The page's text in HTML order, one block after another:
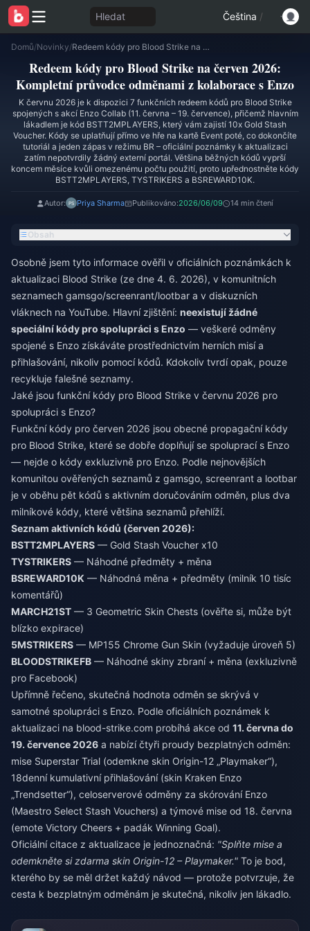
Hledat Čeština /
Domů/Novinky/ Redeem kódy pro Blood Strike na červen 2026: Kompletní průvodce odměnami z kolaborace s Enzo
Redeem kódy pro Blood Strike na červen 2026:
Kompletní průvodce odměnami z kolaborace s Enzo
K červnu 2026 je k dispozici 7 funkčních redeem kódů pro Blood Strike
spojených s akcí Enzo Collab (11. června – 19. července), přičemž hlavním
lákadlem je kód BSTT2MPLAYERS, který vám zajistí 10x Gold Stash
Voucher. Kódy se uplatňují přímo ve hře na kartě Event poté, co dokončíte
tutoriál a jeden zápas v režimu BR – oficiální poznámky k aktualizaci
zatím nepotvrdily žádný externí portál. Většina běžných kódů vyprší
koncem měsíce kvůli omezenému počtu použití, proto upřednostněte kódy
BSTT2MPLAYERS, TYSTRIKERS a BSREWARD10K.
Autor: Priya Sharma Publikováno:2026/06/09 14 min čtení
Obsah
Osobně jsem tyto informace ověřil v oficiálních poznámkách k
aktualizaci Blood Strike (ze dne 4. 6. 2026), v komunitních
seznamech gamsgo/screenrant/lootbar a v diskuzních
vláknech na YouTube. Hlavní zjištění: neexistují žádné
speciální kódy pro spolupráci s Enzo — veškeré odměny
spojené s Enzo získáváte prostřednictvím herních misí a
přihlašování, nikoliv pomocí kódů. Kdokoliv tvrdí opak, pouze
recykluje falešné seznamy.
Jaké jsou funkční kódy pro Blood Strike v červnu 2026 pro
spolupráci s Enzo?
Funkční kódy pro červen 2026 jsou obecné propagační kódy
pro Blood Strike, které se dobře doplňují se spoluprací s Enzo
— nejde o kódy exkluzivně pro Enzo. Podle nejnovějších
komunitou ověřených seznamů z gamsgo, screenrant a lootbar
je v oběhu pět kódů s aktivním doručováním odměn, plus dva
milníkové kódy, které většina seznamů přehlíží.
Seznam aktivních kódů (červen 2026):
BSTT2MPLAYERS — Gold Stash Voucher x10
TYSTRIKERS — Náhodné předměty + měna
BSREWARD10K — Náhodná měna + předměty (milník 10 tisíc
komentářů)
MARCH21ST — 3 Geometric Skin Chests (ověřte si, může být
blízko expirace)
5MSTRIKERS — MP155 Chrome Gun Skin (vyžaduje úroveň 5)
BLOODSTRIKEFB — Náhodné skiny zbraní + měna (exkluzivně
pro Facebook)
Upřímně řečeno, skutečná hodnota odměn se skrývá v
samotné spolupráci s Enzo. Podle oficiálních poznámek k
aktualizaci na blood-strike.com probíhá akce od 11. června do
19. července 2026 a nabízí čtyři proudy bezplatných odměn:
mise Superstar Trial (odemkne skin Origin-12 „Playmaker“),
18denní kumulativní přihlašování (skin Kraken Enzo
„Trendsetter“), celoserverové odměny za skórování Enzo
(Maestro Select Stash Vouchers) a týmové mise od 18. června
(emote Victory Cheers + padák Winning Goal).
Oficiální citace z aktualizace je jednoznačná: "Splňte mise a
odemkněte si zdarma skin Origin-12 – Playmaker." To je bod,
kterého by se měl držet každý návod — protože potvrzuje, že
cesta k bezplatným odměnám je skutečná, nikoliv jen lákadlo.